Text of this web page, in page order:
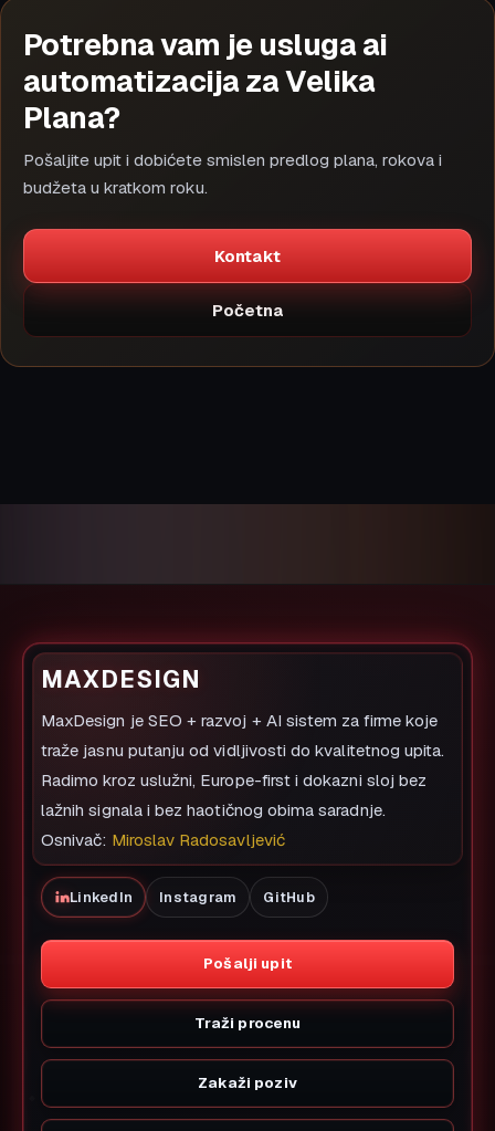
Potrebna vam je usluga ai
automatizacija za Velika
Plana?
Pošaljite upit i dobićete smislen predlog plana, rokova i
budžeta u kratkom roku.
Kontakt
Početna
MAXDESIGN
MaxDesign je SEO + razvoj + AI sistem za firme koje
traže jasnu putanju od vidljivosti do kvalitetnog upita.
Radimo kroz uslužni, Europe-first i dokazni sloj bez
lažnih signala i bez haotičnog obima saradnje.
Osnivač: Miroslav Radosavljević
LinkedIn Instagram GitHub
Pošalji upit
Traži procenu
Zakaži poziv